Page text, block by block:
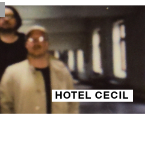
HOTEL CECIL